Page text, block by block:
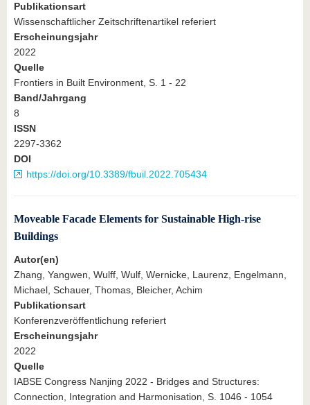
Publikationsart
Wissenschaftlicher Zeitschriftenartikel referiert
Erscheinungsjahr
2022
Quelle
Frontiers in Built Environment, S. 1 - 22
Band/Jahrgang
8
ISSN
2297-3362
DOI
https://doi.org/10.3389/fbuil.2022.705434
Moveable Facade Elements for Sustainable High-rise
Buildings
Autor(en)
Zhang, Yangwen, Wulff, Wulf, Wernicke, Laurenz, Engelmann,
Michael, Schauer, Thomas, Bleicher, Achim
Publikationsart
Konferenzveröffentlichung referiert
Erscheinungsjahr
2022
Quelle
IABSE Congress Nanjing 2022 - Bridges and Structures:
Connection, Integration and Harmonisation, S. 1046 - 1054